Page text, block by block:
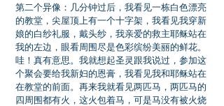
第二个异像：几分钟过后，我看见一栋白色漂亮
的教堂，尖屋顶上有一个十字架，我看见我穿新
娘的白纱礼服，戴头纱，我亲爱的救主耶稣站在
我的左边，眼看周围尽是色彩缤纷美丽的鲜花。
哇！真有意思。我就想起圣灵跟我说过，参加这
个聚会要给我新妇的恩膏，我看见我和耶稣站在
在教堂的前面。再来我就看见两匹马，两匹马的
四周围都有火，这火包着马，可是马没有被火烧